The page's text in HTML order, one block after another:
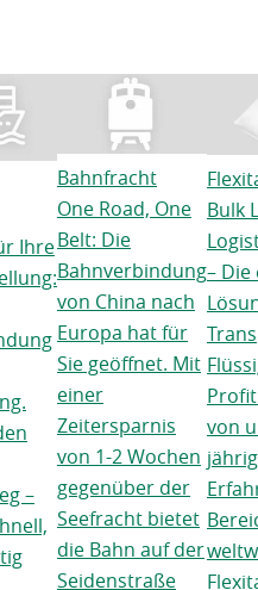
Ihre
–
Bahnfracht
One Road, One
Belt: Die
Bahnverbindung
von China nach
Europa hat für
Sie geöffnet. Mit
einer
Zeitersparnis
von 1-2 Wochen
gegenüber der
Seefracht bietet
die Bahn auf der
Seidenstraße
Bulk
–
von